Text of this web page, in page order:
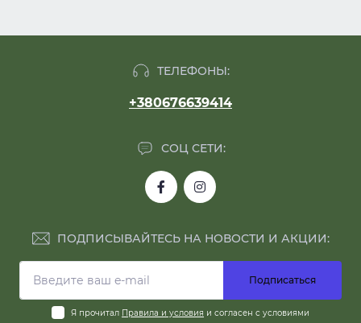
ТЕЛЕФОНЫ:
+380676639414
СОЦ СЕТИ:
ПОДПИСЫВАЙТЕСЬ НА НОВОСТИ И АКЦИИ:
Подписаться
Я прочитал Правила и условия и согласен с условиями